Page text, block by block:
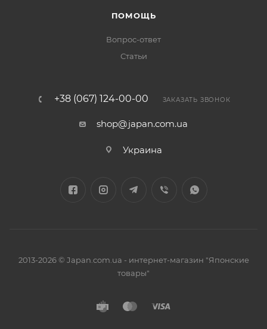
ПОМОЩЬ
Вопрос-ответ
Статьи
+38 (067) 124-00-00 ЗАКАЗАТЬ ЗВОНОК
shop@japan.com.ua
Украина
2013-2026 © Japan.com.ua - интернет-магазин "Японские
товары"